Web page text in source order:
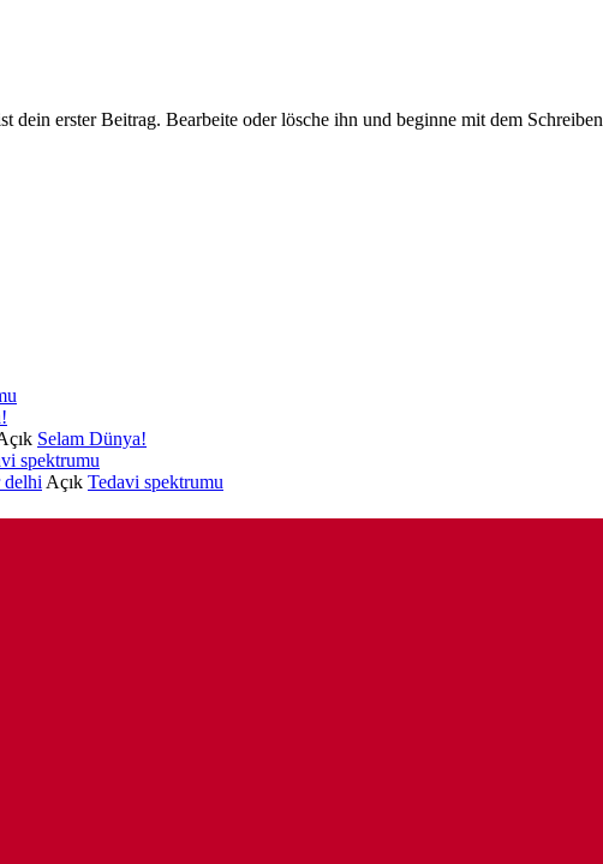
dein erster Beitrag. Bearbeite oder lösche ihn und beginne mit dem Schreiben
Selam Dünya!
spektrumu
delhi Açık Tedavi spektrumu